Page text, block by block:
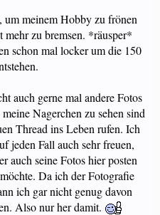
meinem Hobby zu frönen
zu bremsen. *räusper*
schon mal locker um die 150
auch gerne mal andere Fotos
Nagerchen zu sehen sind
Thread ins Leben rufen. Ich
jeden Fall auch sehr freuen,
auch seine Fotos hier posten
Da ich der Fotografie
ich gar nicht genug davon
Also nur her damit.